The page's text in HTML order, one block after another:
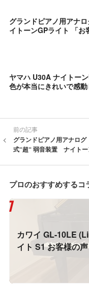
グランドピアノ用アナ
イトーンGPライト 「お
ヤマハ U30A ナイトー
色が本当にきれいで感動
前の記事
グランドピアノ用アナログ
式“超“ 弱音装置 ナイトー
プロのおすすめするコ
カワイ GL-10LE
イト S1 お客様の
活、感無量です！！